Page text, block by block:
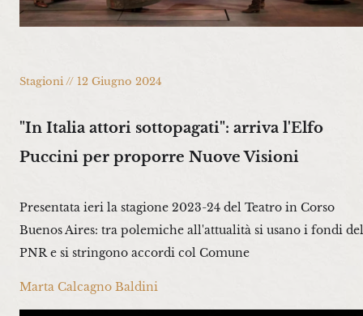
"In Italia attori sottopagati": arriva l'Elfo
Puccini per proporre Nuove Visioni
Presentata ieri la stagione 2023-24 del Teatro in Corso
Buenos Aires: tra polemiche all'attualità si usano i fondi del
PNR e si stringono accordi col Comune
Marta Calcagno Baldini
Stagioni // 12 Giugno 2024